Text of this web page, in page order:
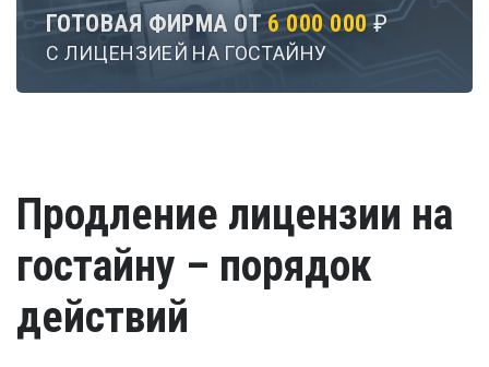
ГОТОВАЯ ФИРМА ОТ6 000 000 ₽
С ЛИЦЕНЗИЕЙ НА ГОСТАЙНУ
Продление лицензии на
гостайну – порядок
действий